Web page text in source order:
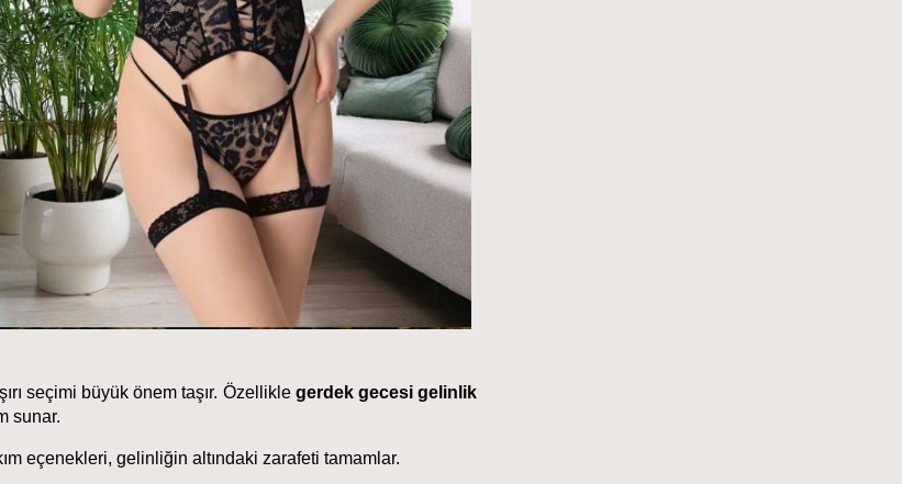
seçimi büyük önem taşır. Özellikle gerdek gecesi gelinlik
sunar.
eçenekleri, gelinliğin altındaki zarafeti tamamlar.